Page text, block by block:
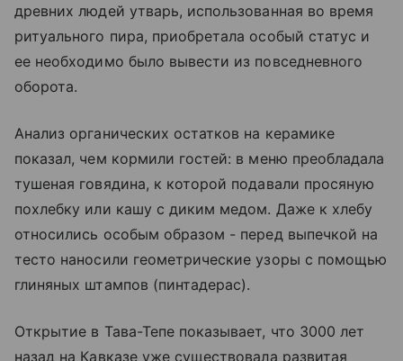
древних людей утварь, использованная во время
ритуального пира, приобретала особый статус и
ее необходимо было вывести из повседневного
оборота.
Анализ органических остатков на керамике
показал, чем кормили гостей: в меню преобладала
тушеная говядина, к которой подавали просяную
похлебку или кашу с диким медом. Даже к хлебу
относились особым образом - перед выпечкой на
тесто наносили геометрические узоры с помощью
глиняных штампов (пинтадерас).
Открытие в Тава-Тепе показывает, что 3000 лет
назад на Кавказе уже существовала развитая